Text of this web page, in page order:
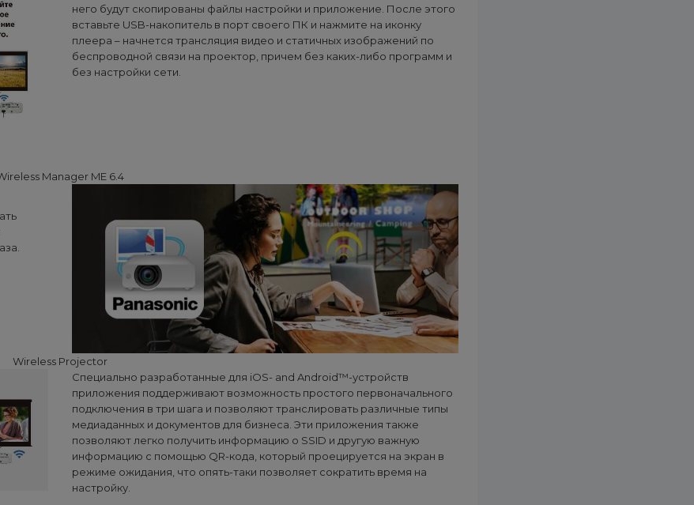
него будут скопированы файлы настройки и приложение. После этого
вставьте USB-накопитель в порт своего ПК и нажмите на иконку
плеера – начнется трансляция видео и статичных изображений по
беспроводной связи на проектор, причем без каких-либо программ и
без настройки сети.
Manager ME 6.4
Wireless Projector
Специально разработанные для iOS- and Android™-устройств
приложения поддерживают возможность простого первоначального
подключения в три шага и позволяют транслировать различные типы
медиаданных и документов для бизнеса. Эти приложения также
позволяют легко получить информацию о SSID и другую важную
информацию с помощью QR-кода, который проецируется на экран в
режиме ожидания, что опять-таки позволяет сократить время на
настройку.